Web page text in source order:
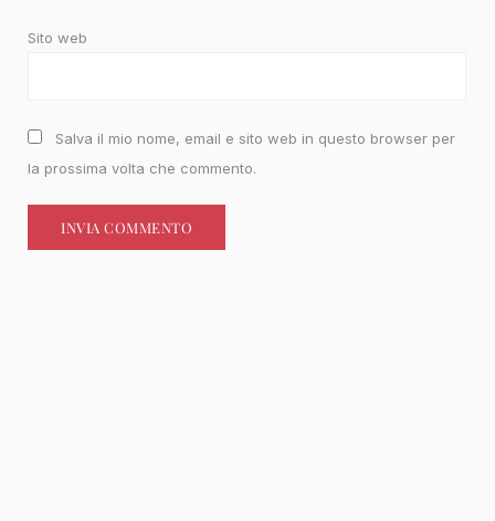
Sito web
Salva il mio nome, email e sito web in questo browser per
la prossima volta che commento.